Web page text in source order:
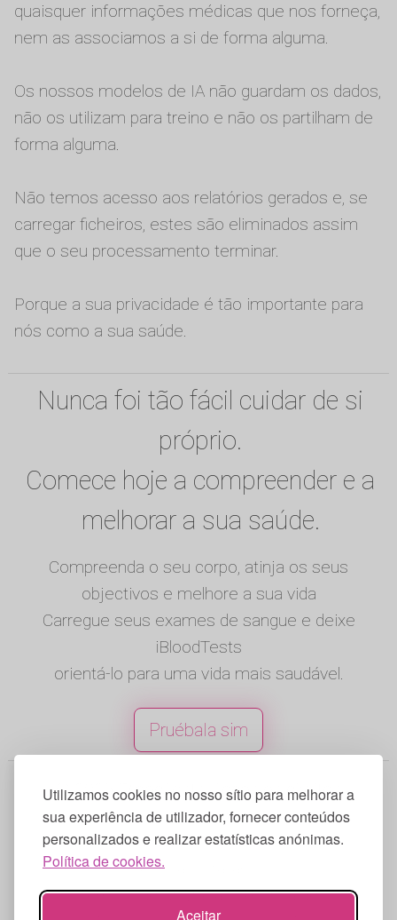
Utilizamos cookies no nosso sítio para melhorar a
sua experiência de utilizador, fornecer conteúdos
personalizados e realizar estatísticas anónimas.
Política de cookies.
Aceitar
quaisquer informações médicas que nos forneça,
nem as associamos a si de forma alguma.
Os nossos modelos de IA não guardam os dados,
não os utilizam para treino e não os partilham de
forma alguma.
Não temos acesso aos relatórios gerados e, se
carregar ficheiros, estes são eliminados assim
que o seu processamento terminar.
Porque a sua privacidade é tão importante para
nós como a sua saúde.
Nunca foi tão fácil cuidar de si
próprio.
Comece hoje a compreender e a
melhorar a sua saúde.
Compreenda o seu corpo, atinja os seus
objectivos e melhore a sua vida
Carregue seus exames de sangue e deixe
iBloodTests
orientá-lo para uma vida mais saudável.
Pruébala sim
© 2025 iBloodTests. Todos os direitos
reservados.
Inglês|Espanhol|Francês|Portugues|
Alemão
Termos de utilização|Política de